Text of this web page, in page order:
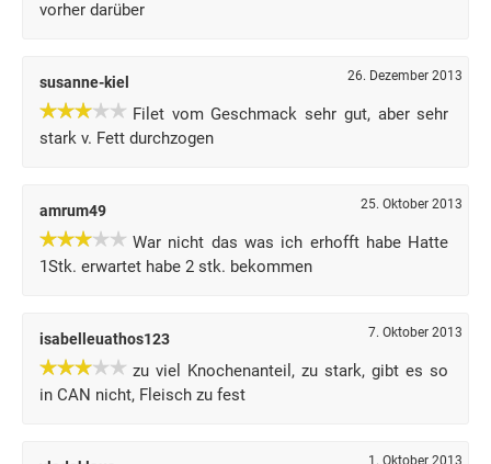
vorher darüber
susanne-kiel 26. Dezember 2013
Filet vom Geschmack sehr gut, aber sehr
stark v. Fett durchzogen
amrum49 25. Oktober 2013
War nicht das was ich erhofft habe Hatte
1Stk. erwartet habe 2 stk. bekommen
isabelleuathos123 7. Oktober 2013
zu viel Knochenanteil, zu stark, gibt es so
in CAN nicht, Fleisch zu fest
1. Oktober 2013